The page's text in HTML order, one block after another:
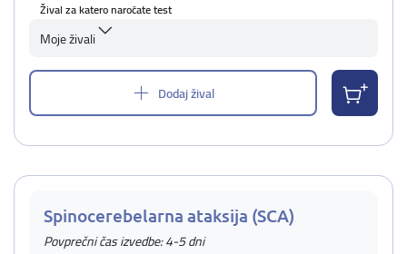
Žival za katero naročate test
Moje živali
Dodaj žival
Spinocerebelarna ataksija (SCA)
Povprečni čas izvedbe: 4-5 dni